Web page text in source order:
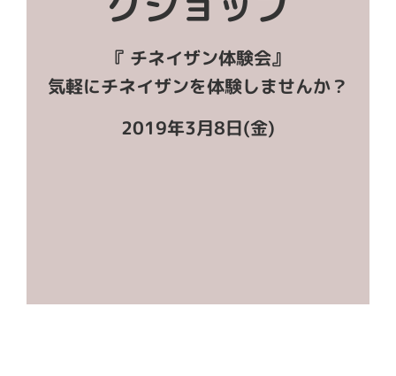
『 チネイザン体験会』
気軽にチネイザンを体験しませんか？
2019年3月8日(金)